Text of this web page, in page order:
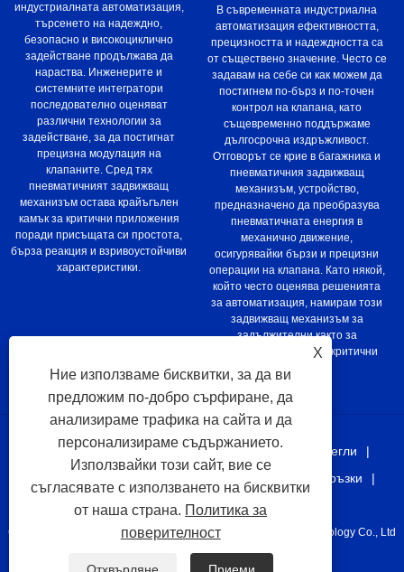
индустриалната автоматизация,
търсенето на надеждно,
безопасно и високоциклично
задействане продължава да
нараства. Инженерите и
системните интегратори
последователно оценяват
различни технологии за
задействане, за да постигнат
прецизна модулация на
клапаните. Сред тях
пневматичният задвижващ
механизъм остава крайъгълен
камък за критични приложения
поради присъщата си простота,
бърза реакция и взривоустойчиви
характеристики.
В съвременната индустриална
автоматизация ефективността,
прецизността и надеждността са
от съществено значение. Често се
задавам на себе си как можем да
постигнем по-бърз и по-точен
контрол на клапана, като
същевременно поддържаме
дългосрочна издръжливост.
Отговорът се крие в багажника и
пневматичния задвижващ
механизъм, устройство,
предназначено да преобразува
пневматичната енергия в
механично движение,
осигурявайки бързи и прецизни
операции на клапана. Като някой,
който често оценява решенията
за автоматизация, намирам този
задвижващ механизъм за
задължителни както за
стандартни, така и за критични
У дома За нас Продукти Новини
Изтегли
Връзки
Sitemap
RSS XML Privacy Policy
Copyright © 2021 Taizhou Juhang Automation Equipement Technology Co., Ltd
Всички права запазени.
X
Ние използваме бисквитки, за да ви
предложим по-добро сърфиране, да
анализираме трафика на сайта и да
персонализираме съдържанието.
Използвайки този сайт, вие се
съгласявате с използването на бисквитки
от наша страна. Политика за
поверителност